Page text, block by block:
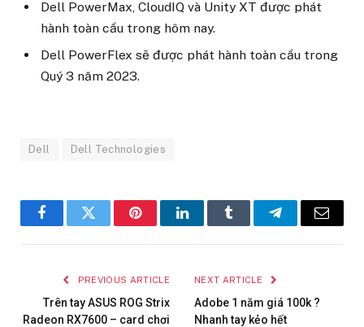
Dell PowerMax, CloudIQ và Unity XT được phát
hành toàn cầu trong hôm nay.
Dell PowerFlex sẽ được phát hành toàn cầu trong
Quý 3 năm 2023.
Dell Dell Technologies
FacebookTwitter PinterestLinkedInTumblr TelegramEmail
PREVIOUS ARTICLE
Trên tay ASUS ROG Strix
Radeon RX7600 – card chơi
NEXT ARTICLE
Adobe 1 năm giá 100k ?
Nhanh tay kẻo hết